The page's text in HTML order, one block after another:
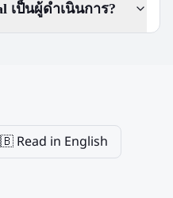
เป็นผู้ดำเนินการ?
Read in English